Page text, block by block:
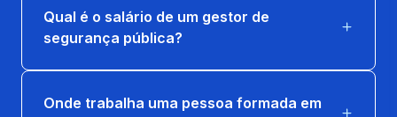
ESTUDOS EM DIREITO ADMINISTRATIVO
GESTÃO E MAPEAMENTO DE RISCO
Qual é o salário de um gestor de
segurança pública?
Onde trabalha uma pessoa formada em